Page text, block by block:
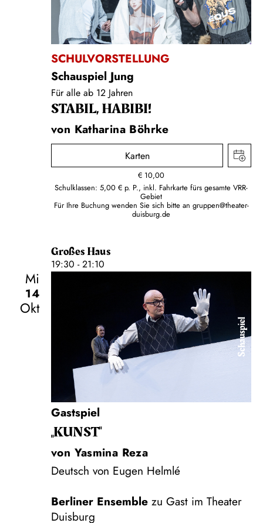
SCHULVORSTELLUNG
Schauspiel Jung
Für alle ab 12 Jahren
STABIL, HABIBI!
von Katharina Böhrke
Karten
€ 10,00
Schulklassen: 5,00 € p. P., inkl. Fahrkarte fürs gesamte VRR-
Gebiet
Für Ihre Buchung wenden Sie sich bitte an gruppen@theater-
duisburg.de
Großes Haus
19:30 - 21:10
Mi
14
Okt
Schauspiel
Gastspiel
„KUNST"
von Yasmina Reza
Deutsch von Eugen Helmlé
Berliner Ensemble zu Gast im Theater
Duisburg